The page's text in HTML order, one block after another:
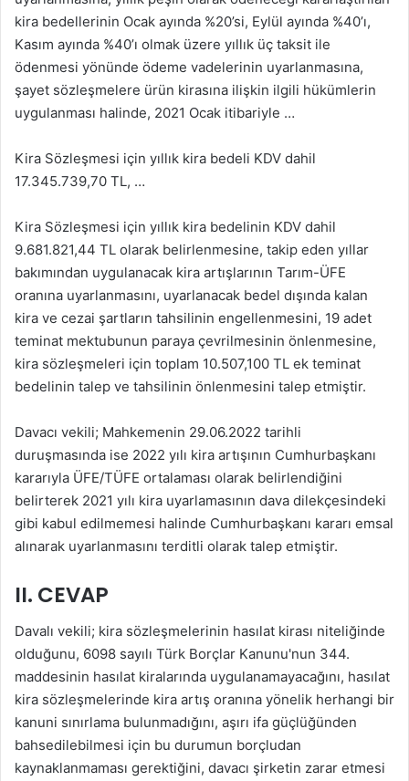
kira bedellerinin Ocak ayında %20’si, Eylül ayında %40’ı,
Kasım ayında %40’ı olmak üzere yıllık üç taksit ile
ödenmesi yönünde ödeme vadelerinin uyarlanmasına,
şayet sözleşmelere ürün kirasına ilişkin ilgili hükümlerin
uygulanması halinde, 2021 Ocak itibariyle …
Kira Sözleşmesi için yıllık kira bedeli KDV dahil
17.345.739,70 TL, …
Kira Sözleşmesi için yıllık kira bedelinin KDV dahil
9.681.821,44 TL olarak belirlenmesine, takip eden yıllar
bakımından uygulanacak kira artışlarının Tarım-ÜFE
oranına uyarlanmasını, uyarlanacak bedel dışında kalan
kira ve cezai şartların tahsilinin engellenmesini, 19 adet
teminat mektubunun paraya çevrilmesinin önlenmesine,
kira sözleşmeleri için toplam 10.507,100 TL ek teminat
bedelinin talep ve tahsilinin önlenmesini talep etmiştir.
Davacı vekili; Mahkemenin 29.06.2022 tarihli
duruşmasında ise 2022 yılı kira artışının Cumhurbaşkanı
kararıyla ÜFE/TÜFE ortalaması olarak belirlendiğini
belirterek 2021 yılı kira uyarlamasının dava dilekçesindeki
gibi kabul edilmemesi halinde Cumhurbaşkanı kararı emsal
alınarak uyarlanmasını terditli olarak talep etmiştir.
II. CEVAP
Davalı vekili; kira sözleşmelerinin hasılat kirası niteliğinde
olduğunu, 6098 sayılı Türk Borçlar Kanunu'nun 344.
maddesinin hasılat kiralarında uygulanamayacağını, hasılat
kira sözleşmelerinde kira artış oranına yönelik herhangi bir
kanuni sınırlama bulunmadığını, aşırı ifa güçlüğünden
bahsedilebilmesi için bu durumun borçludan
kaynaklanmaması gerektiğini, davacı şirketin zarar etmesi